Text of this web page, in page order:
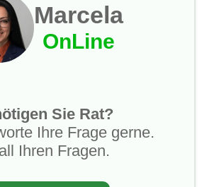
Marcela
OnLine
Sie Rat?
Ihre Frage gerne.
Ihren Fragen.